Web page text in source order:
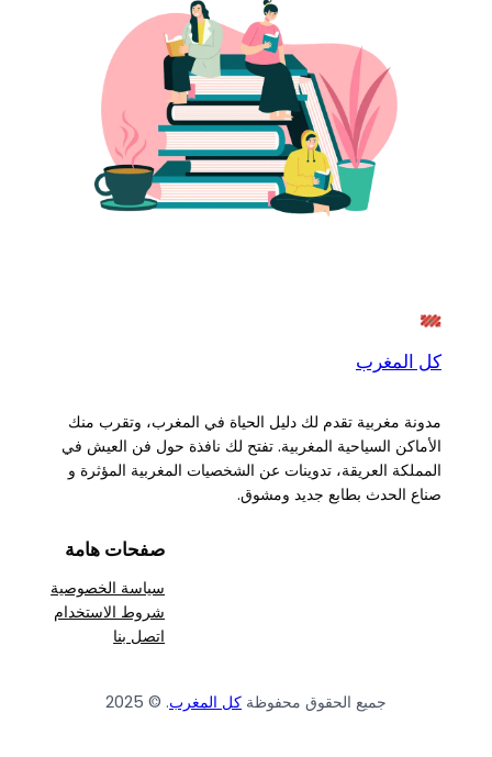
كل المغرب
مدونة مغربية تقدم لك دليل الحياة في المغرب، وتقرب منك
الأماكن السياحية المغربية. تفتح لك نافذة حول فن العيش في
المملكة العريقة، تدوينات عن الشخصيات المغربية المؤثرة و
صناع الحدث بطابع جديد ومشوق.
صفحات هامة
سياسة الخصوصية
شروط الاستخدام
اتصل بنا
جميع الحقوق محفوظة كل المغرب. © 2025